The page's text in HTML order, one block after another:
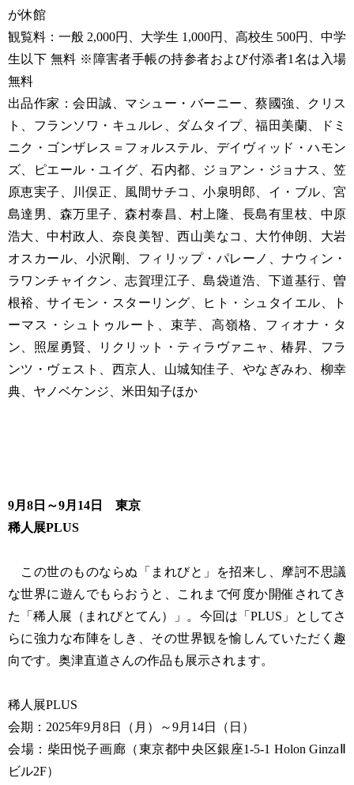
が休館
観覧料：一般 2,000円、大学生 1,000円、高校生 500円、中学
生以下 無料 ※障害者手帳の持参者および付添者1名は入場
無料
出品作家：会田誠、マシュー・バーニー、蔡國強、クリス
ト、フランソワ・キュルレ、ダムタイプ、福田美蘭、ドミ
ニク・ゴンザレス＝フォルステル、デイヴィッド・ハモン
ズ、ピエール・ユイグ、石内都、ジョアン・ジョナス、笠
原恵実子、川俣正、風間サチコ、小泉明郎、イ・ブル、宮
島達男、森万里子、森村泰昌、村上隆、長島有里枝、中原
浩大、中村政人、奈良美智、西山美なコ、大竹伸朗、大岩
オスカール、小沢剛、フィリップ・パレーノ、ナウィン・
ラワンチャイクン、志賀理江子、島袋道浩、下道基行、曽
根裕、サイモン・スターリング、ヒト・シュタイエル、ト
ーマス・シュトゥルート、束芋、高嶺格、フィオナ・タ
ン、照屋勇賢、リクリット・ティラヴァニャ、椿昇、フラ
ンツ・ヴェスト、西京人、山城知佳子、やなぎみわ、柳幸
典、ヤノベケンジ、米田知子ほか
9月8日～9月14日 東京
稀人展PLUS
この世のものならぬ「まれびと」を招来し、摩訶不思議
な世界に遊んでもらおうと、これまで何度か開催されてき
た「稀人展（まれびとてん）」。今回は「PLUS」としてさ
らに強力な布陣をしき、その世界観を愉しんていただく趣
向です。奥津直道さんの作品も展示されます。
稀人展PLUS
会期：2025年9月8日（月）～9月14日（日）
会場：柴田悦子画廊（東京都中央区銀座1-5-1 Holon GinzaⅡ
ビル2F）